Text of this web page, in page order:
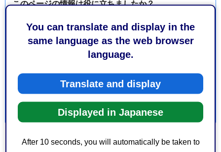
You can translate and display in the
same language as the web browser
language.
Translate and display
Displayed in Japanese
After 10 seconds, you will automatically be taken to
このページの情報は役に立ちましたか？
3：役に立たなかった
このページの情報は見つけやすかったですか？